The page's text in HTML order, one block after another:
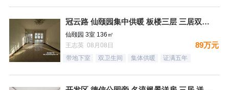
冠云路 仙颐园集中供暖 板楼三层 三居双卫 集中供暖 ！送地
仙颐园 3室 136㎡
王志英 08月08日
89万元
带地下室 双卫生间 集体供暖 证满五年